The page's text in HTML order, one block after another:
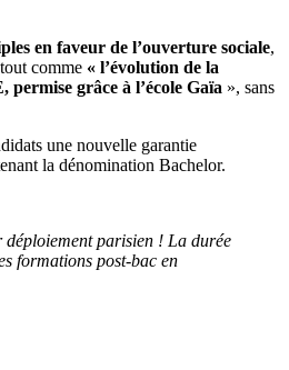
en faveur de l’ouverture sociale,
comme « l’évolution de la
grâce à l’école Gaïa », sans
une nouvelle garantie
la dénomination Bachelor.
déploiement parisien ! La durée
formations post-bac en